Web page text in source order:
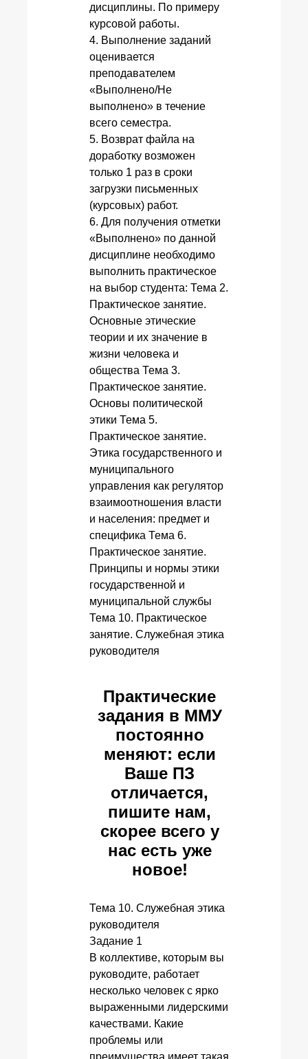
дисциплины. По примеру
курсовой работы.
4. Выполнение заданий
оценивается
преподавателем
«Выполнено/Не
выполнено» в течение
всего семестра.
5. Возврат файла на
доработку возможен
только 1 раз в сроки
загрузки письменных
(курсовых) работ.
6. Для получения отметки
«Выполнено» по данной
дисциплине необходимо
выполнить практическое
на выбор студента: Тема 2.
Практическое занятие.
Основные этические
теории и их значение в
жизни человека и
общества Тема 3.
Практическое занятие.
Основы политической
этики Тема 5.
Практическое занятие.
Этика государственного и
муниципального
управления как регулятор
взаимоотношения власти
и населения: предмет и
специфика Тема 6.
Практическое занятие.
Принципы и нормы этики
государственной и
муниципальной службы
Тема 10. Практическое
занятие. Служебная этика
руководителя
Практические
задания в ММУ
постоянно
меняют: если
Ваше ПЗ
отличается,
пишите нам,
скорее всего у
нас есть уже
новое!
Тема 10. Служебная этика
руководителя
Задание 1
В коллективе, которым вы
руководите, работает
несколько человек с ярко
выраженными лидерскими
качествами. Какие
проблемы или
преимущества имеет такая